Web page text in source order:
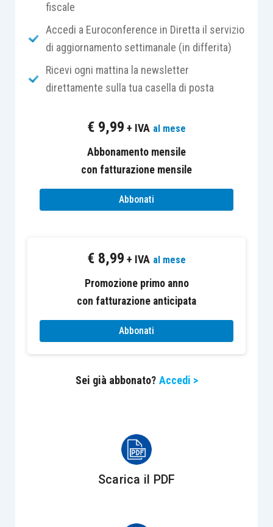
comunicazione anche per le operazioni non
registrate ( si veda“La saga dello spesometro:
la “tolleranza” dell’Agenzia non è nulla rispetto
e Giovanni Valcarenghi
come nelle risposte fornite nel forum della
risposta che potrebbe comportare qualche
problema operativo.
Acquisti in reverse charge anche tra le
dello spesometro si sarà di certo chiesto come
comportarsi per l’indicazione delle
per le quali è stata posta in essere
registrazione tanto sul registro degli acquisti
emesse in ottemperanza al disposto dell’articolo 17,
secondo comma, del dPR n. 633 del 1972 a seguito
di un acquisto da un soggetto non residente senza
fiscale
Accedi a Euroconference in Diretta il servizio
di aggiornamento settimanale (in differita)
Ricevi ogni mattina la newsletter
direttamente sulla tua casella di posta
€ 9,99 + IVA al mese
Abbonamento mensile
con fatturazione mensile
Abbonati
€ 8,99 + IVA al mese
Promozione primo anno
con fatturazione anticipata
Abbonati
Sei già abbonato? Accedi >
Scarica il PDF